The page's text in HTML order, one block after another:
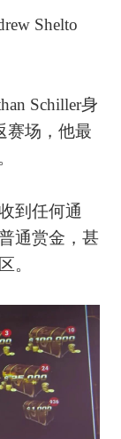
Shelto
Schiller身
赛场，他最
到任何通
通赏金，甚
。